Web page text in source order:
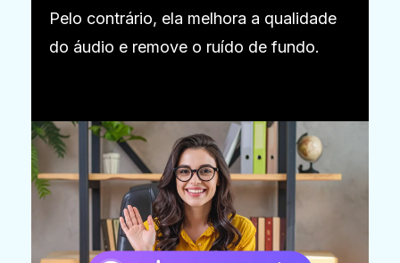
Pelo contrário, ela melhora a qualidade
do áudio e remove o ruído de fundo.